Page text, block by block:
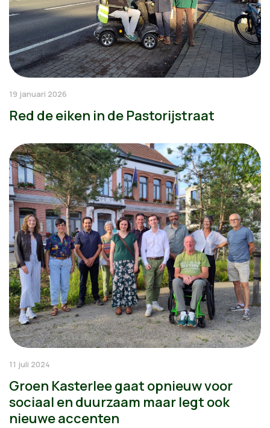
19 januari 2026
Red de eiken in de Pastorijstraat
11 juli 2024
Groen Kasterlee gaat opnieuw voor
sociaal en duurzaam maar legt ook
nieuwe accenten